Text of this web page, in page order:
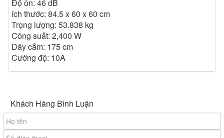
2 Chương trình rửa của máy
IntensivePlus 70°C: Chương trình rửa chuyên sâu ở mức
Độ ồn: 46 dB
ích thước: 84.5 x 60 x 60 cm
Trọng lượng: 53.838 kg
Công suất: 2,400 W
Dây cắm: 175 cm
Cường độ: 10A
Khách Hàng Bình Luận